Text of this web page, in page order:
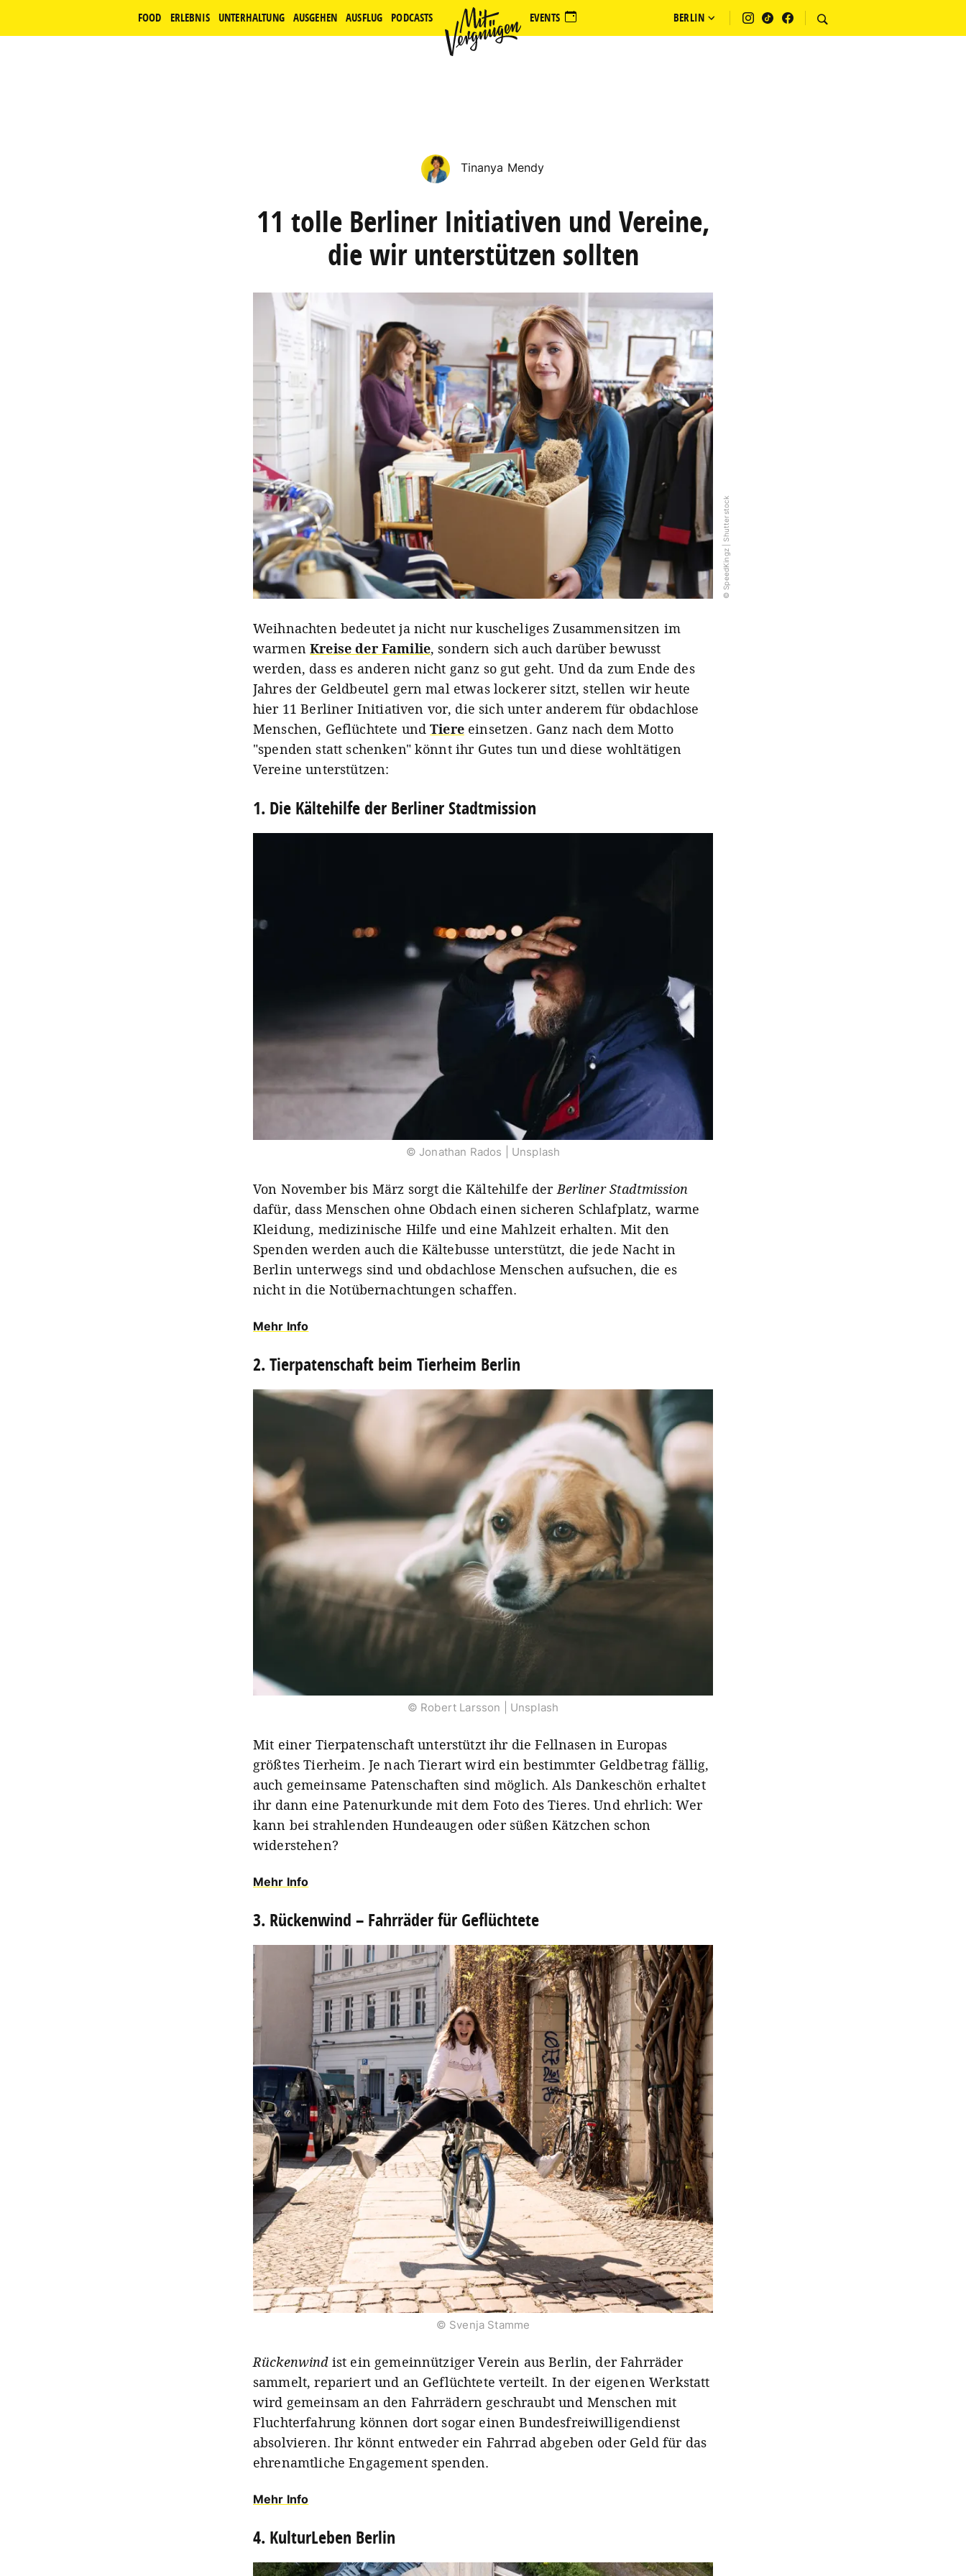
BERLIN
FOOD ERLEBNIS UNTERHALTUNG AUSGEHEN AUSFLUG PODCASTS EVENTS
Tinanya Mendy
11 tolle Berliner Initiativen und Vereine,
die wir unterstützen sollten
© SpeedKingz | Shutterstock
Weihnachten bedeutet ja nicht nur kuscheliges Zusammensitzen im
warmenKreise der Familie, sondern sich auch darüber bewusst
werden, dass es anderen nicht ganz so gut geht. Und da zum Ende des
Jahres der Geldbeutel gern mal etwas lockerer sitzt, stellen wir heute
hier 11 Berliner Initiativen vor, die sich unter anderem für obdachlose
Menschen, Geflüchtete undTiereeinsetzen. Ganz nach dem Motto
"spenden statt schenken" könnt ihr Gutes tun und diese wohltätigen
Vereine unterstützen:
1. Die Kältehilfe der Berliner Stadtmission
© Jonathan Rados | Unsplash
Von November bis März sorgt die Kältehilfe der Berliner Stadtmission
dafür, dass Menschen ohne Obdach einen sicheren Schlafplatz, warme
Kleidung, medizinische Hilfe und eine Mahlzeit erhalten. Mit den
Spenden werden auch die Kältebusse unterstützt, die jede Nacht in
Berlin unterwegs sind und obdachlose Menschen aufsuchen, die es
nicht in die Notübernachtungen schaffen.
Mehr Info
2. Tierpatenschaft beim Tierheim Berlin
© Robert Larsson | Unsplash
Mit einer Tierpatenschaft unterstützt ihr die Fellnasen in Europas
größtes Tierheim. Je nach Tierart wird ein bestimmter Geldbetrag fällig,
auch gemeinsame Patenschaften sind möglich. Als Dankeschön erhaltet
ihr dann eine Patenurkunde mit dem Foto des Tieres. Und ehrlich: Wer
kann bei strahlenden Hundeaugen oder süßen Kätzchen schon
widerstehen?
Mehr Info
3. Rückenwind – Fahrräder für Geflüchtete
© Svenja Stamme
Rückenwindist ein gemeinnütziger Verein aus Berlin, der Fahrräder
sammelt, repariert und an Geflüchtete verteilt. In der eigenen Werkstatt
wird gemeinsam an den Fahrrädern geschraubt und Menschen mit
Fluchterfahrung können dort sogar einen Bundesfreiwilligendienst
absolvieren. Ihr könnt entweder ein Fahrrad abgeben oder Geld für das
ehrenamtliche Engagement spenden.
Mehr Info
4. KulturLeben Berlin